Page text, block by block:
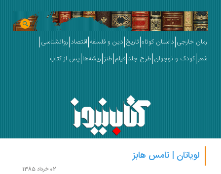
خارجی داستان کوتاه تاریخ دین و فلسفه اقتصاد روانشناسی
کودک و نوجوان طرح جلد فیلم طنز ریشه‌ها پس از کتاب
لویاتان | تامس هابز